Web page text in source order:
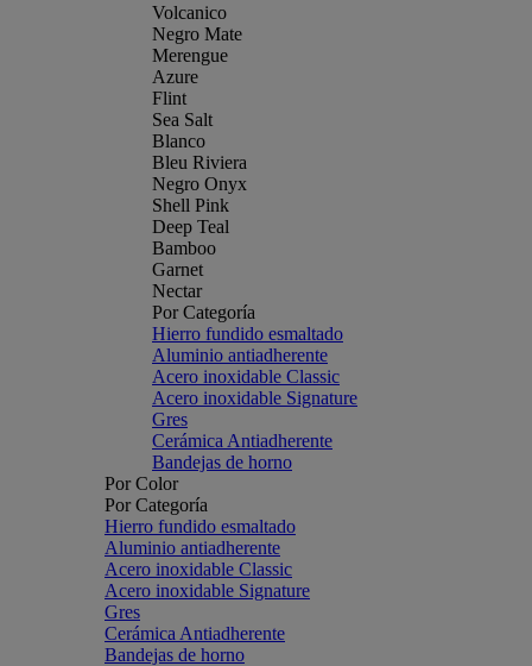
Volcanico
Negro Mate
Merengue
Azure
Flint
Sea Salt
Blanco
Bleu Riviera
Negro Onyx
Shell Pink
Deep Teal
Bamboo
Garnet
Nectar
Por Categoría
Hierro fundido esmaltado
Aluminio antiadherente
Acero inoxidable Classic
Acero inoxidable Signature
Gres
Cerámica Antiadherente
Bandejas de horno
Por Color
Por Categoría
Hierro fundido esmaltado
Aluminio antiadherente
Acero inoxidable Classic
Acero inoxidable Signature
Gres
Cerámica Antiadherente
Bandejas de horno